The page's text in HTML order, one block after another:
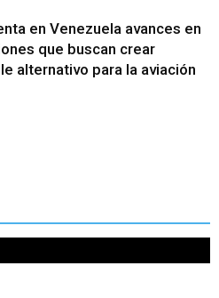
en Venezuela avances en
que buscan crear
alternativo para la aviación